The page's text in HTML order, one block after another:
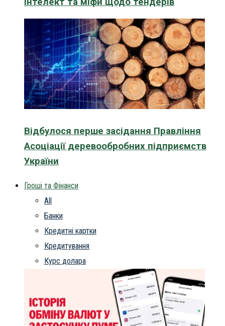
Відбулося перше засідання Правління
Асоціації деревообробних підприємств
України
Гроші та Фінанси
All
Банки
Кредитні картки
Кредитування
Курс долара